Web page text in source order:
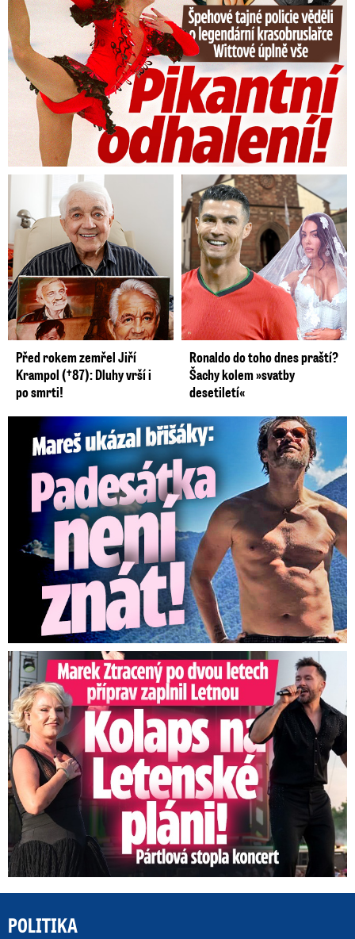
Před rokem zemřel Jiří
Krampol (†87): Dluhy vrší i
po smrti!
Ronaldo do toho dnes praští?
Šachy kolem »svatby
desetiletí«
Mareš v dokonalé formě ukázal břišáky: Padesátka není znát
Marek Ztracený na Letné: Pártlová stopla koncert
POLITIKA